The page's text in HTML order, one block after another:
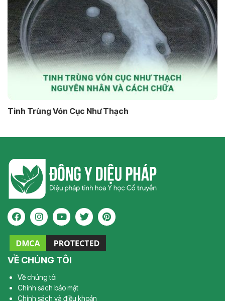
Tinh Trùng Vón Cục Như Thạch
VỀ CHÚNG TÔI
Về chúng tôi
Chính sách bảo mật
Chính sách và điều khoản